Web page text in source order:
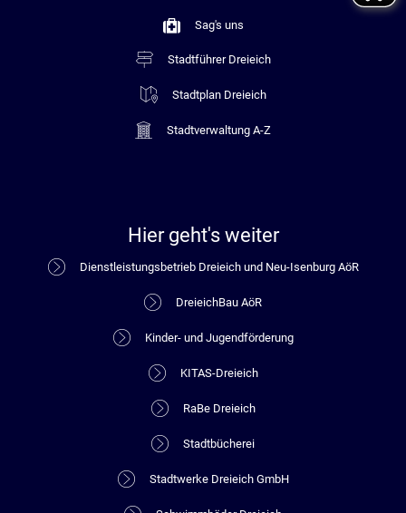
Sag's uns
Stadtführer Dreieich
Stadtplan Dreieich
Stadtverwaltung A-Z
Hier geht's weiter
Dienstleistungsbetrieb Dreieich und Neu-Isenburg AöR
DreieichBau AöR
Kinder- und Jugendförderung
KITAS-Dreieich
RaBe Dreieich
Stadtbücherei
Stadtwerke Dreieich GmbH